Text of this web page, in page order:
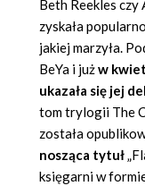
Beth Reekles
zyskała
jakiej marzyła.
BeYa i jużw
ukazała się jej
tom trylogii The
została
nosząca tytuł„
księgarni w